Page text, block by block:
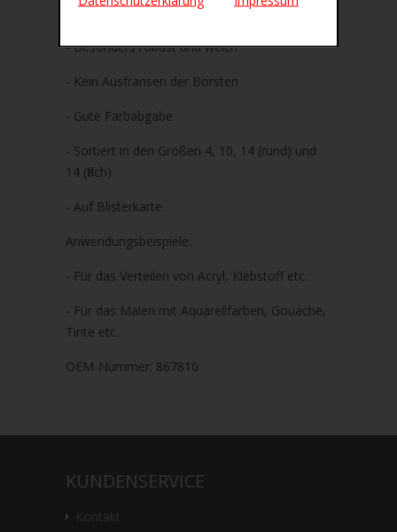
und lila
- Besonders robust und weich
- Kein Ausfransen der Borsten
- Gute Farbabgabe
- Sortiert in den Größen 4, 10, 14 (rund) und
14 (flach)
- Auf Blisterkarte
Anwendungsbeispiele:
- Für das Verteilen von Acryl, Klebstoff etc.
- Für das Malen mit Aquarellfarben, Gouache,
Tinte etc.
OEM-Nummer: 867810
KUNDENSERVICE